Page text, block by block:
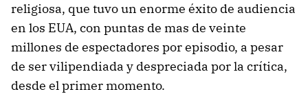
religiosa, que tuvo un enorme éxito de audiencia
en los EUA, con puntas de mas de veinte
millones de espectadores por episodio, a pesar
de ser vilipendiada y despreciada por la crítica,
desde el primer momento.